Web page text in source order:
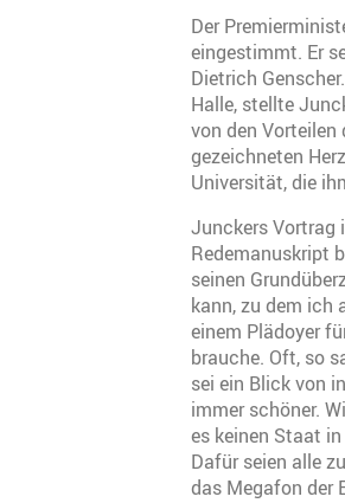
Der
eingestimmt. Er
Dietrich
Halle, stellte
von den Vorteilen
gezeichneten
Universität, die
Junckers Vortrag
Redemanuskript
seinen
kann, zu dem ich
einem Plädoyer
brauche. Oft, so
sei ein Blick von
immer schöner.
es keinen Staat
Dafür seien alle
das Megafon der